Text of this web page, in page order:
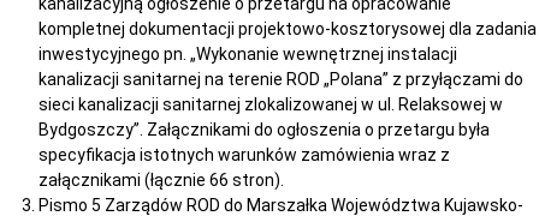
kompletnej dokumentacji projektowo-kosztorysowej dla zadania
inwestycyjnego pn. „Wykonanie wewnętrznej instalacji
kanalizacji sanitarnej na terenie ROD „Polana” z przyłączami do
sieci kanalizacji sanitarnej zlokalizowanej w ul. Relaksowej w
Bydgoszczy”. Załącznikami do ogłoszenia o przetargu była
specyfikacja istotnych warunków zamówienia wraz z
załącznikami (łącznie 66 stron).
Pismo 5 Zarządów ROD do Marszałka Województwa Kujawsko-